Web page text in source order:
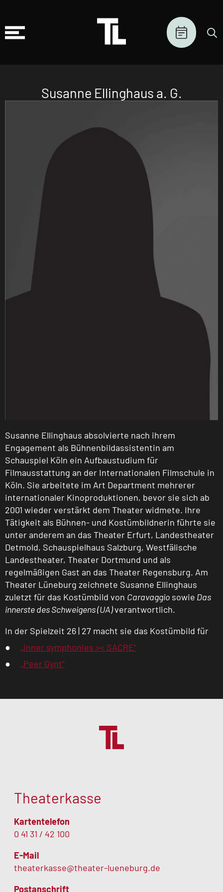
Susanne Ellinghaus a. G.
Susanne Ellinghaus absolvierte nach ihrem
Engagement als Bühnenbildassistentin am
Schauspiel Köln ein Aufbaustudium für
Filmausstattung an der Internationalen Filmschule in
Köln. Sie arbeitete im Art Department mehrerer
internationaler Kinoproduktionen, bevor sie sich ab
2001 wieder verstärkt dem Theater widmete. Ihre
Tätigkeit als Bühnen- und Kostümbildnerin führte sie
unter anderem an das Theater Erfurt, Landestheater
Detmold, Schauspielhaus Salzburg, Westfälische
Landestheater, Theater Dortmund und als
regelmäßigen Gast an das Theater Regensburg. Am
Theater Lüneburg zeichnete Susanne Ellinghaus
zuletzt für das Kostümbild von Caravaggio sowie Das
innerste des Schweigens (UA)verantwortlich.
In der Spielzeit 26 | 27 macht sie das Kostümbild für
„inner symphonies >< SACRE“
„Peer Gynt“
Theaterkasse
Kartentelefon
0 41 31 / 42 100
E-Mail
theaterkasse@theater-lueneburg.de
Postanschrift